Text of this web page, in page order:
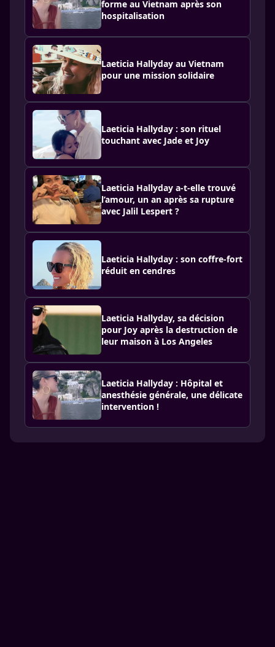
forme au Vietnam après son
hospitalisation
Laeticia Hallyday au Vietnam
pour une mission solidaire
Laeticia Hallyday : son rituel
touchant avec Jade et Joy
Laeticia Hallyday a-t-elle trouvé
l’amour, un an après sa rupture
avec Jalil Lespert ?
Laeticia Hallyday : son coffre-fort
réduit en cendres
Laeticia Hallyday, sa décision
pour Joy après la destruction de
leur maison à Los Angeles
Laeticia Hallyday : Hôpital et
anesthésie générale, une délicate
intervention !